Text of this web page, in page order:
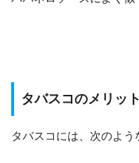
タバスコのメリット
タバスコには、次のよう